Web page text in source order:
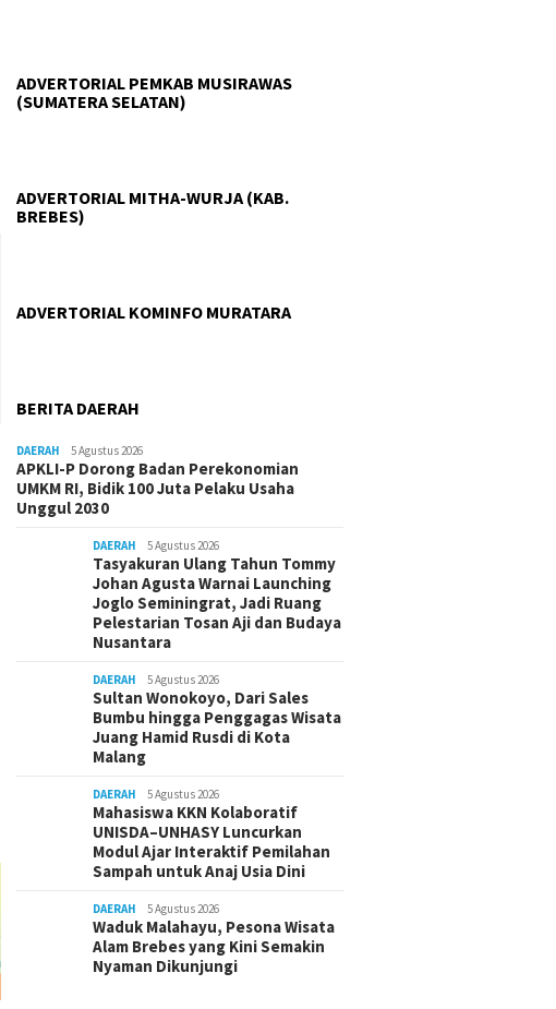
ADVERTORIAL PEMKAB MUSIRAWAS
(SUMATERA SELATAN)
ADVERTORIAL MITHA-WURJA (KAB.
BREBES)
ADVERTORIAL KOMINFO MURATARA
BERITA DAERAH
DAERAH 5 Agustus 2026
APKLI-P Dorong Badan Perekonomian
UMKM RI, Bidik 100 Juta Pelaku Usaha
Unggul 2030
DAERAH 5 Agustus 2026
Tasyakuran Ulang Tahun Tommy
Johan Agusta Warnai Launching
Joglo Seminingrat, Jadi Ruang
Pelestarian Tosan Aji dan Budaya
Nusantara
DAERAH 5 Agustus 2026
Sultan Wonokoyo, Dari Sales
Bumbu hingga Penggagas Wisata
Juang Hamid Rusdi di Kota
Malang
DAERAH 5 Agustus 2026
Mahasiswa KKN Kolaboratif
UNISDA–UNHASY Luncurkan
Modul Ajar Interaktif Pemilahan
Sampah untuk Anaj Usia Dini
DAERAH 5 Agustus 2026
Waduk Malahayu, Pesona Wisata
Alam Brebes yang Kini Semakin
Nyaman Dikunjungi